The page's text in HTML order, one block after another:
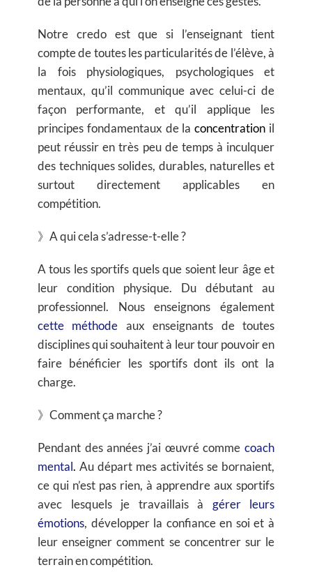
Notre credo est que si l’enseignant tient
compte de toutes les particularités de l’élève, à
la fois physiologiques, psychologiques et
mentaux, qu’il communique avec celui-ci de
façon performante, et qu’il applique les
principes fondamentaux de laconcentration il
peut réussir en très peu de temps à inculquer
des techniques solides, durables, naturelles et
surtout directement applicables en
compétition.
》A qui cela s’adresse-t-elle ?
A tous les sportifs quels que soient leur âge et
leur condition physique. Du débutant au
professionnel. Nous enseignons également
cette méthode aux enseignants de toutes
disciplines qui souhaitent à leur tour pouvoir en
faire bénéficier les sportifs dont ils ont la
charge.
》Comment ça marche ?
Pendant des années j’ai œuvré comme coach
mental. Au départ mes activités se bornaient,
ce qui n’est pas rien, à apprendre aux sportifs
avec lesquels je travaillais à gérer leurs
émotions, développer la confiance en soi et à
leur enseigner comment se concentrer sur le
terrain en compétition.